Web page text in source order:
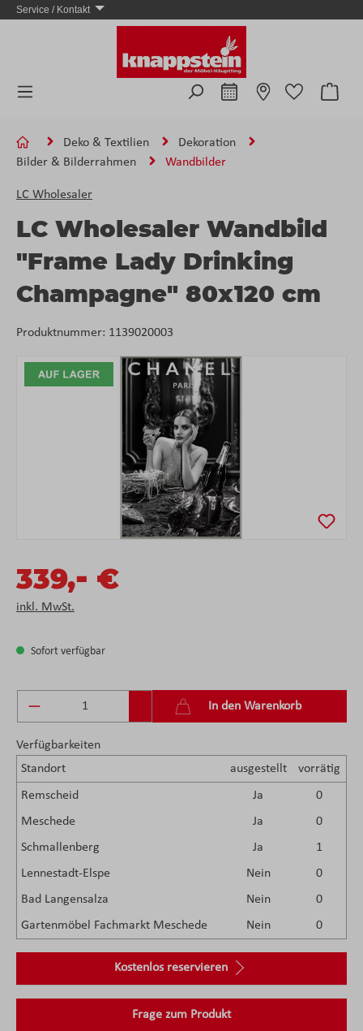
Zum Hauptinhalt springen
Service / Kontakt
Deko & Textilien
Dekoration
Bilder & Bilderrahmen
Wandbilder
Bildergalerie überspringen
LC Wholesaler
LC Wholesaler Wandbild
"Frame Lady Drinking
Champagne" 80x120 cm
Produktnummer: 1139020003
339,- €
inkl. MwSt.
Sofort verfügbar
Produkt Anzahl: Gib den gewünschten Wert
In den Warenkorb
Verfügbarkeiten
Standort
ausgestellt vorrätig
Remscheid Ja
0
Meschede
Ja
0
Schmallenberg
Ja
1
Lennestadt-Elspe
Nein
0
Bad Langensalza
Nein
0
Gartenmöbel Fachmarkt Meschede
Nein 0
Kostenlos reservieren
Frage zum Produkt